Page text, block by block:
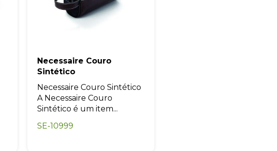
Necessaire Couro
Sintético
Necessaire Couro Sintético
A Necessaire Couro
Sintético é um item...
SE-10999